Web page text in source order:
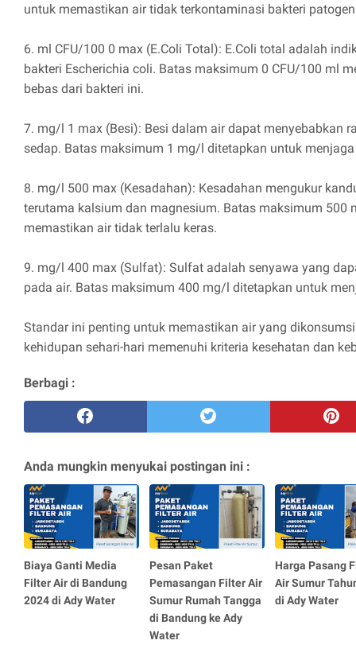
untuk memastikan air tidak terkontaminasi bakteri
6. ml CFU/100 0 max (E.Coli Total): E.Coli total adalah
bakteri Escherichia coli. Batas maksimum 0 CFU/100 ml
bebas dari bakteri ini.
7. mg/l 1 max (Besi): Besi dalam air dapat menyebabkan
sedap. Batas maksimum 1 mg/l ditetapkan untuk
8. mg/l 500 max (Kesadahan): Kesadahan mengukur
terutama kalsium dan magnesium. Batas maksimum 500
memastikan air tidak terlalu keras.
9. mg/l 400 max (Sulfat): Sulfat adalah senyawa yang
pada air. Batas maksimum 400 mg/l ditetapkan untuk
Standar ini penting untuk memastikan air yang
kehidupan sehari-hari memenuhi kriteria kesehatan dan
Berbagi :
Anda mungkin menyukai postingan ini :
Biaya Ganti Media
Filter Air di Bandung
2024 di Ady Water
Pesan Paket
Pemasangan Filter Air
Sumur Rumah Tangga
di Bandung ke Ady
Water
Harga Pasang
Air Sumur
di Ady Water